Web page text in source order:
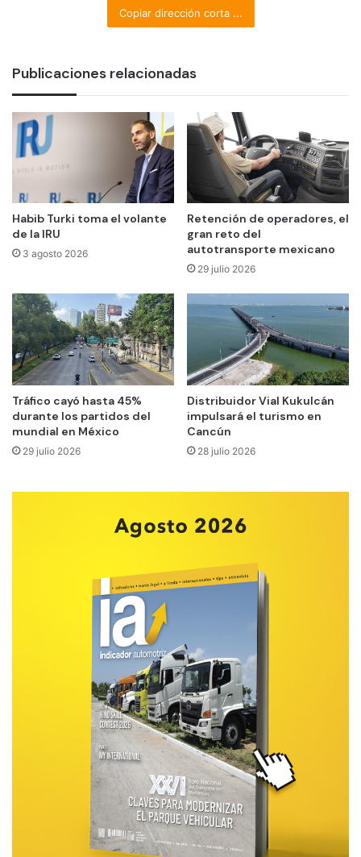
Copiar dirección corta ...
Publicaciones relacionadas
Habib Turki toma el volante
de la IRU
3 agosto 2026
Retención de operadores, el
gran reto del
autotransporte mexicano
29 julio 2026
Tráfico cayó hasta 45%
durante los partidos del
mundial en México
29 julio 2026
Distribuidor Vial Kukulcán
impulsará el turismo en
Cancún
28 julio 2026